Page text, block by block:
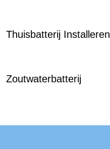
Thuisbatterij Installeren
Zoutwaterbatterij